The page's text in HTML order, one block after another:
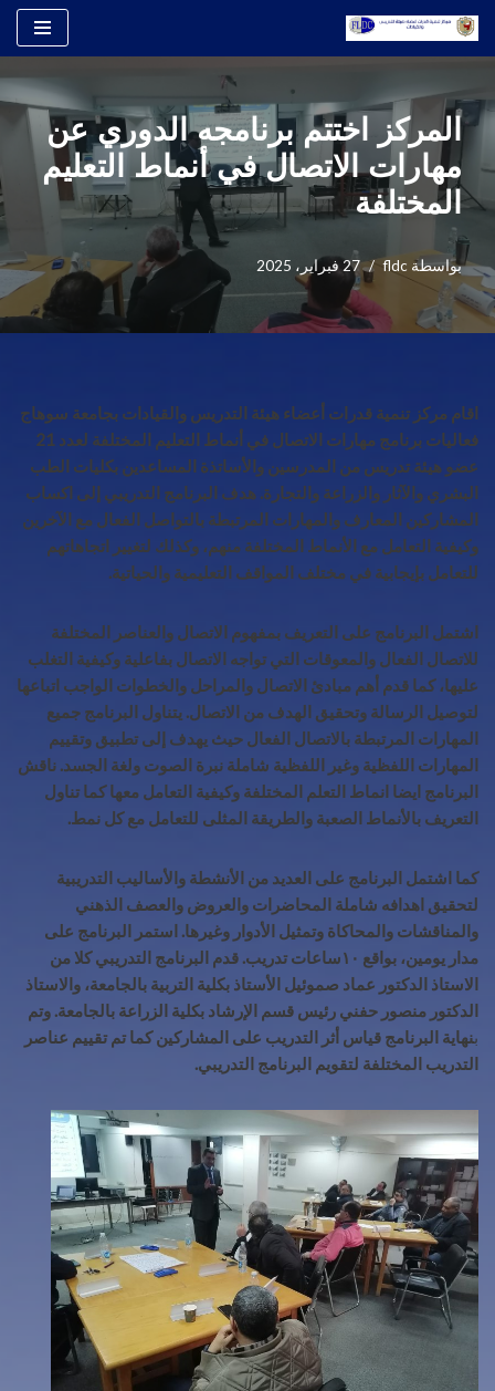
تخطى
المحتوى
المركز اختتم برنامجه الدوري عن
مهارات الاتصال في أنماط التعليم
المختلفة
بواسطة fldc 27 فبراير، 2025
اقام مركز تنمية قدرات أعضاء هيئة التدريس والقيادات بجامعة سوهاج
فعاليات برنامج مهارات الاتصال في أنماط التعليم المختلفة لعدد 21
عضو هيئة تدريس من المدرسين والأساتذة المساعدين بكليات الطب
البشري والآثار والزراعة والتجارة. هدف البرنامج التدريبي إلى اكساب
المشاركين المعارف والمهارات المرتبطة بالتواصل الفعال مع الآخرين
وكيفية التعامل مع الأنماط المختلفة منهم، وكذلك لتغيير اتجاهاتهم
للتعامل بإيجابية في مختلف المواقف التعليمية والحياتية.
اشتمل البرنامج على التعريف بمفهوم الاتصال والعناصر المختلفة
للاتصال الفعال والمعوقات التي تواجه الاتصال بفاعلية وكيفية التغلب
عليها، كما قدم أهم مبادئ الاتصال والمراحل والخطوات الواجب اتباعها
لتوصيل الرسالة وتحقيق الهدف من الاتصال. يتناول البرنامج جميع
المهارات المرتبطة بالاتصال الفعال حيث يهدف إلى تطبيق وتقييم
المهارات اللفظية وغير اللفظية شاملة نبرة الصوت ولغة الجسد. ناقش
البرنامج ايضا انماط التعلم المختلفة وكيفية التعامل معها كما تناول
التعريف بالأنماط الصعبة والطريقة المثلى للتعامل مع كل نمط.
كما اشتمل البرنامج على العديد من الأنشطة والأساليب التدريبية
لتحقيق اهدافه شاملة المحاضرات والعروض والعصف الذهني
والمناقشات والمحاكاة وتمثيل الأدوار وغيرها. استمر البرنامج على
مدار يومين، بواقع ١٠ساعات تدريب. قدم البرنامج التدريبي كلا من
الاستاذ الدكتور عماد صموئيل الأستاذ بكلية التربية بالجامعة، والاستاذ
الدكتور منصور حفني رئيس قسم الإرشاد بكلية الزراعة بالجامعة. وتم
بنهاية البرنامج قياس أثر التدريب على المشاركين كما تم تقييم عناصر
التدريب المختلفة لتقويم البرنامج التدريبي.